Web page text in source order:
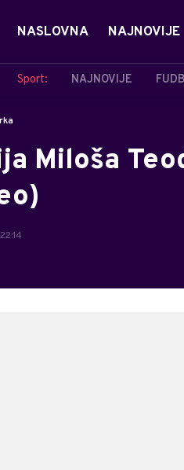
NASLOVNA NAJNOVIJE
Sport: NAJNOVIJE
Miloša